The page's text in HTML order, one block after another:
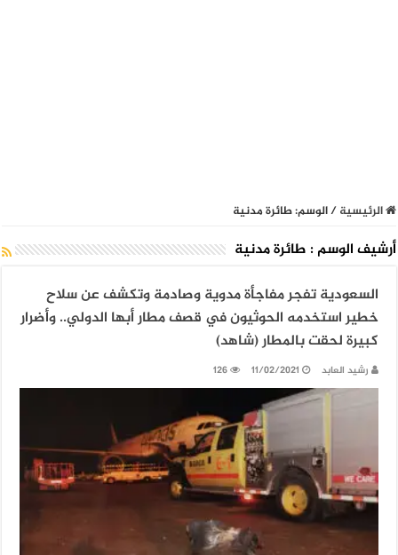
الرئيسية/الوسم:طائرة مدنية
أرشيف الوسم : طائرة مدنية
السعودية تفجر مفاجأة مدوية وصادمة وتكشف عن سلاح
خطير استخدمه الحوثيون في قصف مطار أبها الدولي.. وأضرار
كبيرة لحقت بالمطار (شاهد)
رشيد العابد 11/02/2021
126